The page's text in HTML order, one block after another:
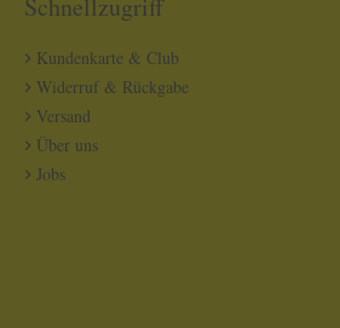
Schnellzugriff
Kundenkarte & Club
Widerruf & Rückgabe
Versand
Über uns
Jobs